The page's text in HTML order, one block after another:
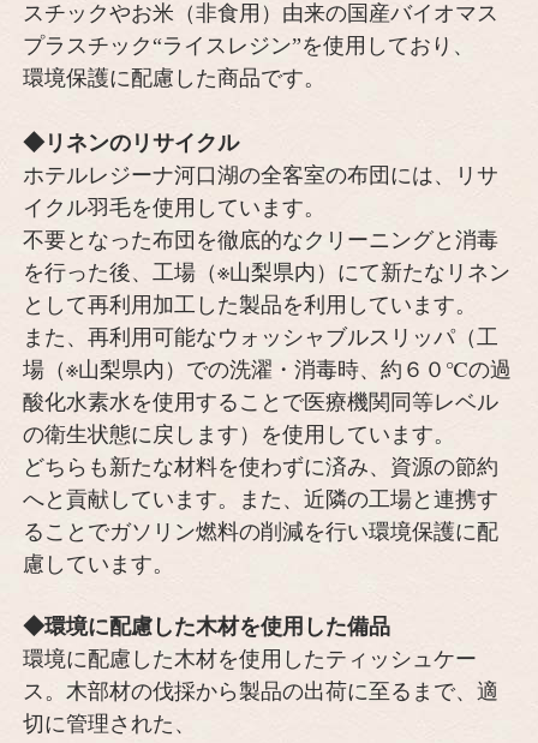
スチックやお米（非食用）由来の国産バイオマス
プラスチック“ライスレジン”を使用しており、
環境保護に配慮した商品です。
◆リネンのリサイクル
ホテルレジーナ河口湖の全客室の布団には、リサ
イクル羽毛を使用しています。
不要となった布団を徹底的なクリーニングと消毒
を行った後、工場（※山梨県内）にて新たなリネン
として再利用加工した製品を利用しています。
また、再利用可能なウォッシャブルスリッパ（工
場（※山梨県内）での洗濯・消毒時、約６０℃の過
酸化水素水を使用することで医療機関同等レベル
の衛生状態に戻します）を使用しています。
どちらも新たな材料を使わずに済み、資源の節約
へと貢献しています。また、近隣の工場と連携す
ることでガソリン燃料の削減を行い環境保護に配
慮しています。
◆環境に配慮した木材を使用した備品
環境に配慮した木材を使用したティッシュケー
ス。木部材の伐採から製品の出荷に至るまで、適
切に管理された、